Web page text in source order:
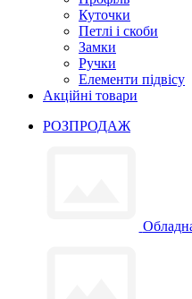
Куточки
Петлі і скоби
Замки
Ручки
Елементи підвісу
Акційні товари
РОЗПРОДАЖ